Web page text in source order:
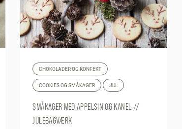
CHOKOLADER OG KONFEKT
COOKIES OG SMÅKAGER JUL
SMÅKAGER MED APPELSIN OG KANEL //
JULEBAGVÆRK